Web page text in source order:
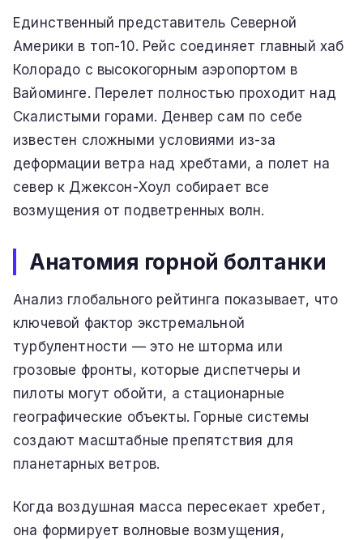
Единственный представитель Северной
Америки в топ-10. Рейс соединяет главный хаб
Колорадо с высокогорным аэропортом в
Вайоминге. Перелет полностью проходит над
Скалистыми горами. Денвер сам по себе
известен сложными условиями из-за
деформации ветра над хребтами, а полет на
север к Джексон-Хоул собирает все
возмущения от подветренных волн.
Анатомия горной болтанки
Анализ глобального рейтинга показывает, что
ключевой фактор экстремальной
турбулентности — это не шторма или
грозовые фронты, которые диспетчеры и
пилоты могут обойти, а стационарные
географические объекты. Горные системы
создают масштабные препятствия для
планетарных ветров.
Когда воздушная масса пересекает хребет,
она формирует волновые возмущения,